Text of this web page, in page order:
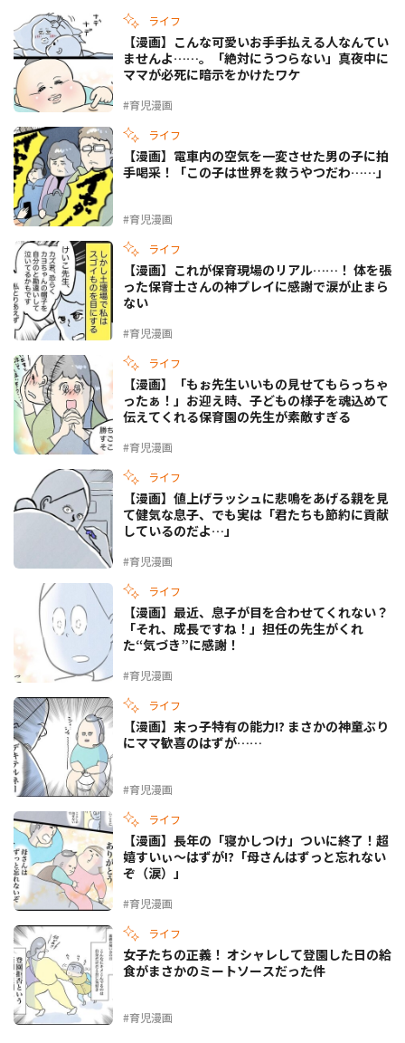
ライフ
#育児漫画
【漫画】こんな可愛いお手手払える人なんてい
ませんよ……。「絶対にうつらない」真夜中に
ママが必死に暗示をかけたワケ
ライフ
#育児漫画
【漫画】電車内の空気を一変させた男の子に拍
手喝采！「この子は世界を救うやつだわ……」
ライフ
#育児漫画
【漫画】これが保育現場のリアル……！ 体を張
った保育士さんの神プレイに感謝で涙が止まら
ない
ライフ
#育児漫画
【漫画】「もぉ先生いいもの見せてもらっちゃ
ったぁ！」お迎え時、子どもの様子を魂込めて
伝えてくれる保育園の先生が素敵すぎる
ライフ
#育児漫画
【漫画】値上げラッシュに悲鳴をあげる親を見
て健気な息子、でも実は「君たちも節約に貢献
しているのだよ…」
ライフ
#育児漫画
【漫画】最近、息子が目を合わせてくれない？
「それ、成長ですね！」担任の先生がくれ
た“気づき”に感謝！
ライフ
#育児漫画
【漫画】末っ子特有の能力!? まさかの神童ぶり
にママ歓喜のはずが……
ライフ
#育児漫画
【漫画】長年の「寝かしつけ」ついに終了！超
嬉すいぃ～はずが!?「母さんはずっと忘れない
ぞ（涙）」
ライフ
#育児漫画
女子たちの正義！ オシャレして登園した日の給
食がまさかのミートソースだった件